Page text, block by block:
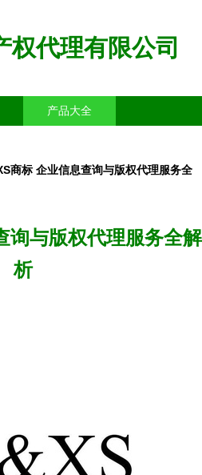
权代理有限公司
产品大全
商标 企业信息查询与版权代理服务全
询与版权代理服务全解
析